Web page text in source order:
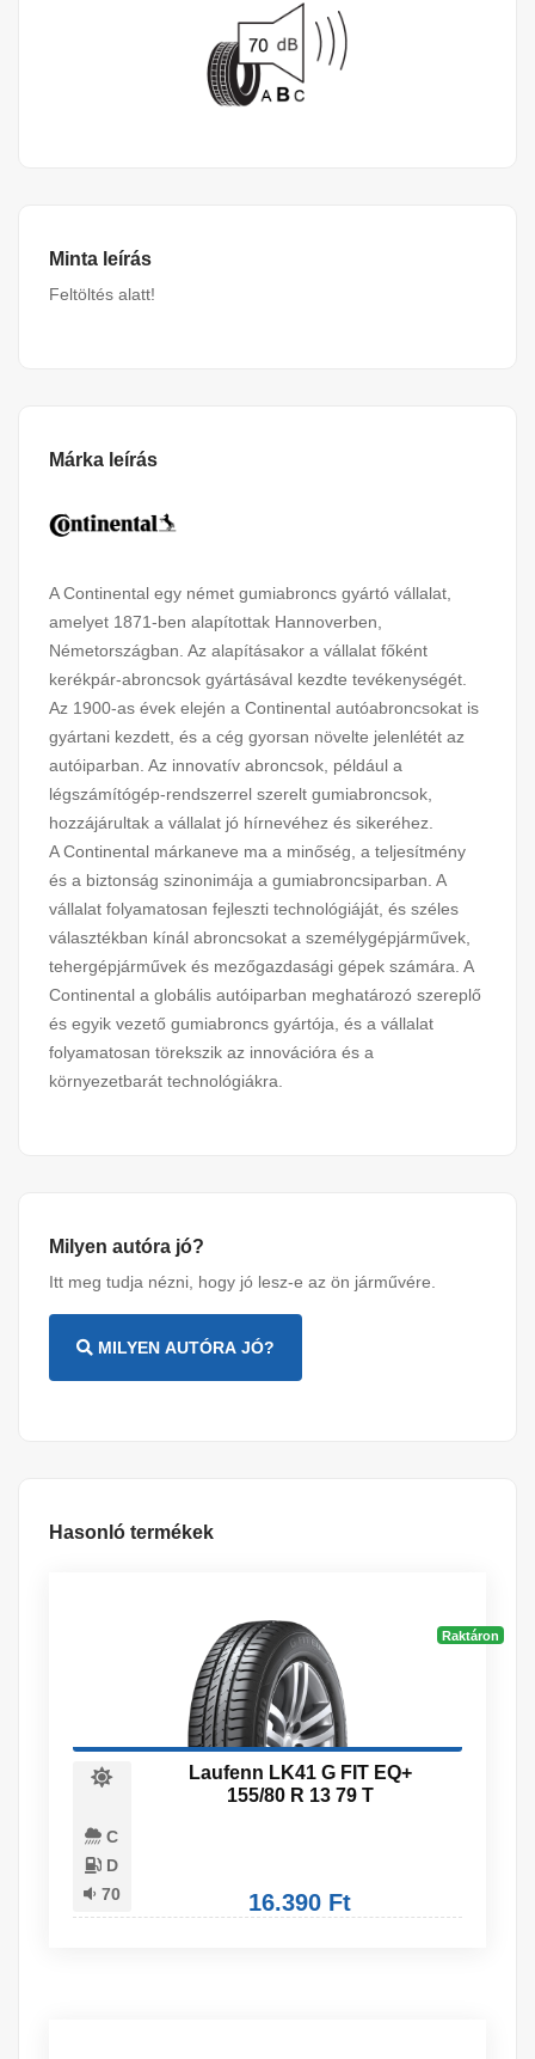
Minta leírás
Feltöltés alatt!
Márka leírás
A Continental egy német gumiabroncs gyártó vállalat,
amelyet 1871-ben alapítottak Hannoverben,
Németországban. Az alapításakor a vállalat főként
kerékpár-abroncsok gyártásával kezdte tevékenységét.
Az 1900-as évek elején a Continental autóabroncsokat is
gyártani kezdett, és a cég gyorsan növelte jelenlétét az
autóiparban. Az innovatív abroncsok, például a
légszámítógép-rendszerrel szerelt gumiabroncsok,
hozzájárultak a vállalat jó hírnevéhez és sikeréhez.
A Continental márkaneve ma a minőség, a teljesítmény
és a biztonság szinonimája a gumiabroncsiparban. A
vállalat folyamatosan fejleszti technológiáját, és széles
választékban kínál abroncsokat a személygépjárművek,
tehergépjárművek és mezőgazdasági gépek számára. A
Continental a globális autóiparban meghatározó szereplő
és egyik vezető gumiabroncs gyártója, és a vállalat
folyamatosan törekszik az innovációra és a
környezetbarát technológiákra.
Milyen autóra jó?
Itt meg tudja nézni, hogy jó lesz-e az ön járművére.
MILYEN AUTÓRA JÓ?
Hasonló termékek
Raktáron
C
D
70
Laufenn LK41 G FIT EQ+
155/80 R 13 79 T
16.390 Ft